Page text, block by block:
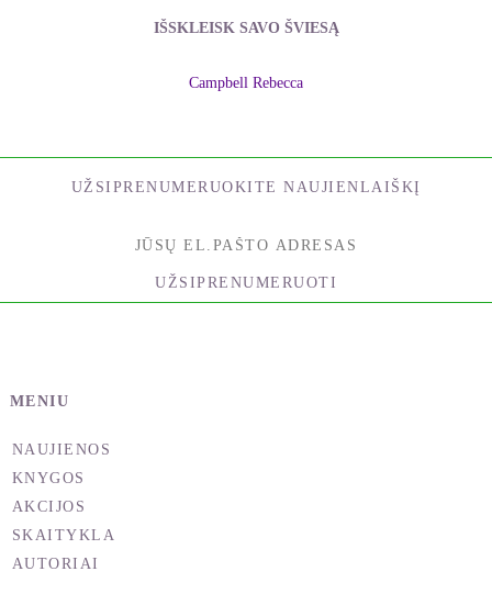
IŠSKLEISK SAVO ŠVIESĄ
Campbell Rebecca
UŽSIPRENUMERUOKITE NAUJIENLAIŠKĮ
UŽSIPRENUMERUOTI
MENIU
NAUJIENOS
KNYGOS
AKCIJOS
SKAITYKLA
AUTORIAI